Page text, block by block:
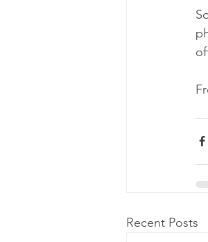
Recent Posts